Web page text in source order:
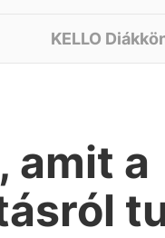
KELLO
amit a